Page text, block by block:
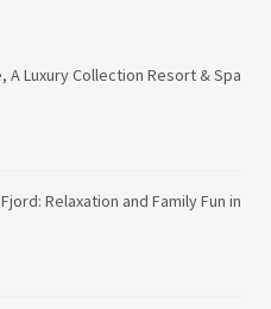
A Luxury Collection Resort & Spa
Relaxation and Family Fun in